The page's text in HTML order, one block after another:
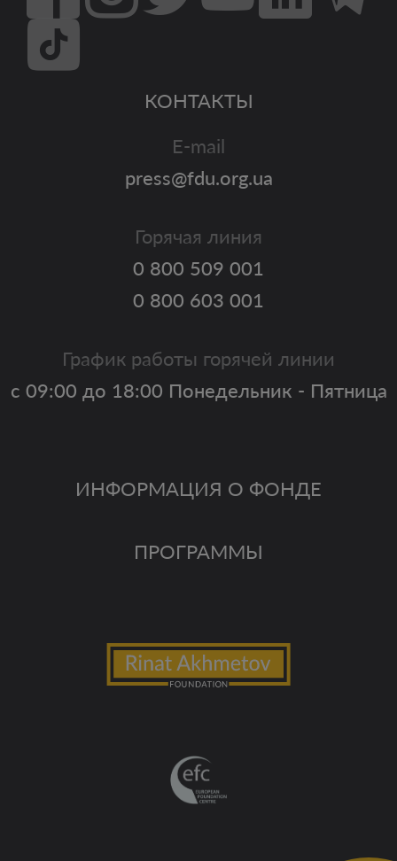
ИНФОРМАЦИЯ О ФОНДЕ
ПРОГРАММЫ
КОНТАКТЫ
E-mail
press@fdu.org.ua
Горячая линия
0 800 509 001
0 800 603 001
График работы горячей линии
с 09:00 до 18:00 Понедельник - Пятница